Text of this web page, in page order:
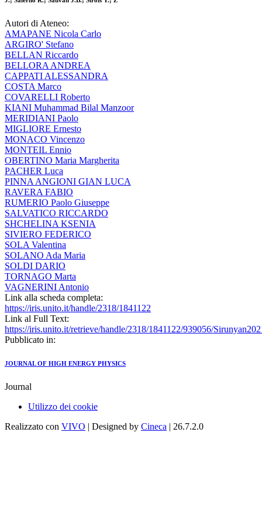
Autori di Ateneo:
AMAPANE Nicola Carlo
ARGIRO' Stefano
BELLAN Riccardo
BELLORA ANDREA
CAPPATI ALESSANDRA
COSTA Marco
COVARELLI Roberto
KIANI Muhammad Bilal Manzoor
MERIDIANI Paolo
MIGLIORE Ernesto
MONACO Vincenzo
MONTEIL Ennio
OBERTINO Maria Margherita
PACHER Luca
PINNA ANGIONI GIAN LUCA
RAVERA FABIO
RUMERIO Paolo Giuseppe
SALVATICO RICCARDO
SHCHELINA KSENIA
SIVIERO FEDERICO
SOLA Valentina
SOLANO Ada Maria
SOLDI DARIO
TORNAGO Marta
VAGNERINI Antonio
Link alla scheda completa:
https://iris.unito.it/handle/2318/1841122
Link al Full Text:
https://iris.unito.it/retrieve/handle/2318/1841122/939056/
Pubblicato in:
JOURNAL OF HIGH ENERGY PHYSICS
Journal
Utilizzo dei cookie
Realizzato con VIVO | Designed by Cineca | 26.7.2.0